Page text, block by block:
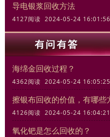
导电银浆回收方法
4127阅读 2024-05-24 16:01:56
海绵金回收过程？
4362阅读 2024-05-24 16:05:25
擦银布回收的价值，有哪些
4126阅读 2024-05-24 16:04:21
氧化钯是怎么回收的？